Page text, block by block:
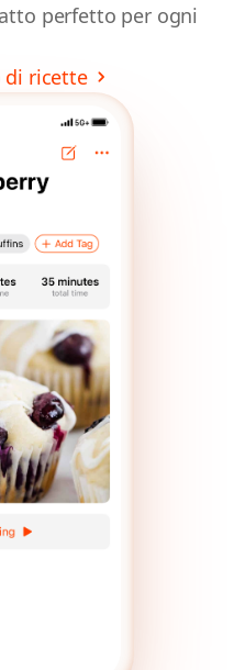
perfetto per ogni
di ricette